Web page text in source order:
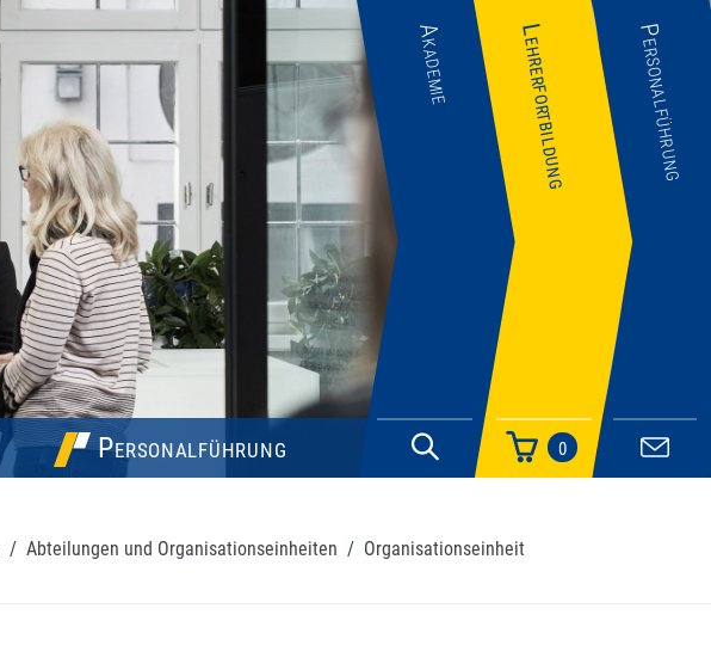
Personalführung 0
Akademie Lehrerfortbildung Personalführung
/ Abteilungen und Organisationseinheiten / Organisationseinheit